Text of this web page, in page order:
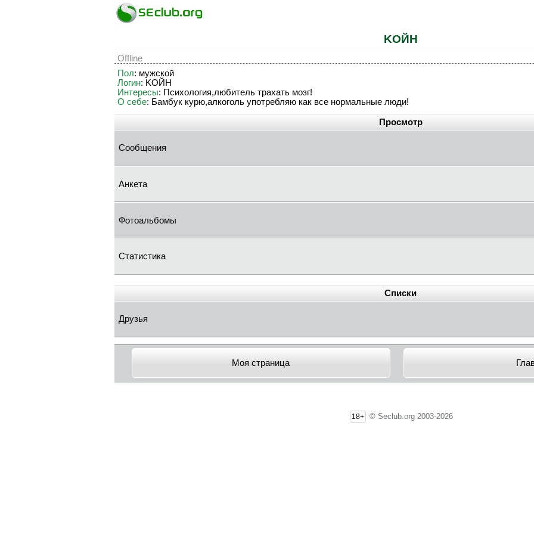
KOЙH
Offline
Пол: мужской
Логин: KOЙH
Интересы: Психология,любитель трахать мозг!
О себе: Бамбук курю,алкоголь употребляю как все нормальные люди!
Просмотр
Сообщения
Анкета
Фотоальбомы
Статистика
Списки
Друзья
Моя страница
18+ © Seclub.org 2003-2026